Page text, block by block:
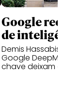
Google
de
Demis
Google
chave deixam a